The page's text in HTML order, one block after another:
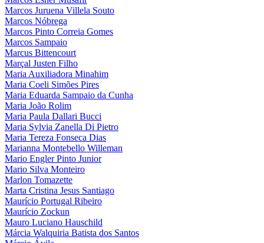
Marcos Juruena Villela Souto
Marcos Nóbrega
Marcos Pinto Correia Gomes
Marcos Sampaio
Marcus Bittencourt
Marçal Justen Filho
Maria Auxiliadora Minahim
Maria Coeli Simões Pires
Maria Eduarda Sampaio da Cunha
Maria João Rolim
Maria Paula Dallari Bucci
Maria Sylvia Zanella Di Pietro
Maria Tereza Fonseca Dias
Marianna Montebello Willeman
Mario Engler Pinto Junior
Mario Silva Monteiro
Marlon Tomazette
Marta Cristina Jesus Santiago
Maurício Portugal Ribeiro
Maurício Zockun
Mauro Luciano Hauschild
Márcia Walquiria Batista dos Santos